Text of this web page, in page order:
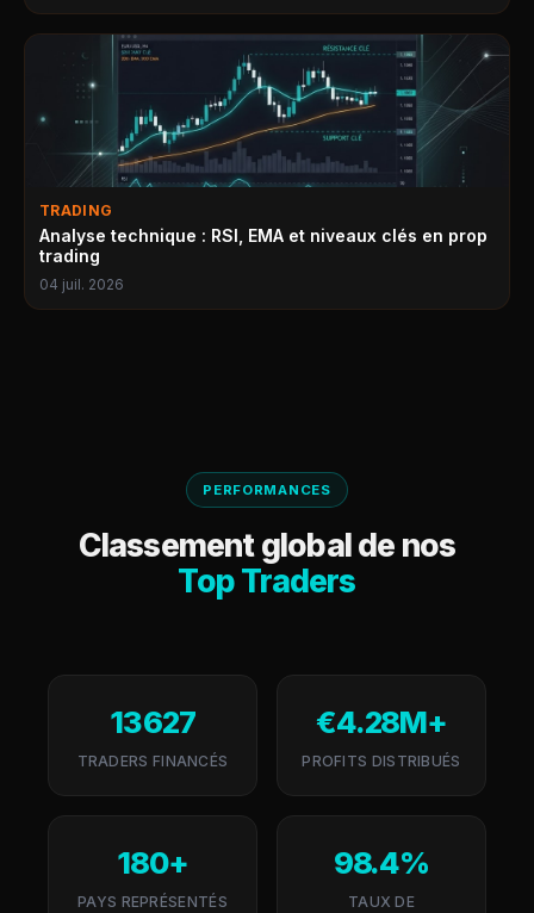
TRADING
Analyse technique : RSI, EMA et niveaux clés en prop
trading
04 juil. 2026
PERFORMANCES
Classement global de nos
Top Traders
13 627
TRADERS FINANCÉS
€4.28M+
PROFITS DISTRIBUÉS
180+
PAYS REPRÉSENTÉS
98.4%
TAUX DE